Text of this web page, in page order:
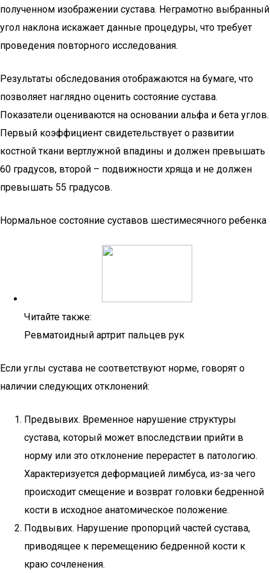
полученном изображении сустава. Неграмотно выбранный
угол наклона искажает данные процедуры, что требует
проведения повторного исследования.
Результаты обследования отображаются на бумаге, что
позволяет наглядно оценить состояние сустава.
Показатели оцениваются на основании альфа и бета углов.
Первый коэффициент свидетельствует о развитии
костной ткани вертлужной впадины и должен превышать
60 градусов, второй – подвижности хряща и не должен
превышать 55 градусов.
Нормальное состояние суставов шестимесячного ребенка
Читайте также:
Ревматоидный артрит пальцев рук
Если углы сустава не соответствуют норме, говорят о
наличии следующих отклонений:
Предвывих. Временное нарушение структуры
сустава, который может впоследствии прийти в
норму или это отклонение перерастет в патологию.
Характеризуется деформацией лимбуса, из-за чего
происходит смещение и возврат головки бедренной
кости в исходное анатомическое положение.
Подвывих. Нарушение пропорций частей сустава,
приводящее к перемещению бедренной кости к
краю сочленения.